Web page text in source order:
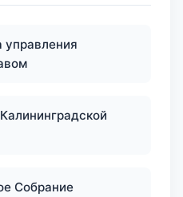
управления
Собрание